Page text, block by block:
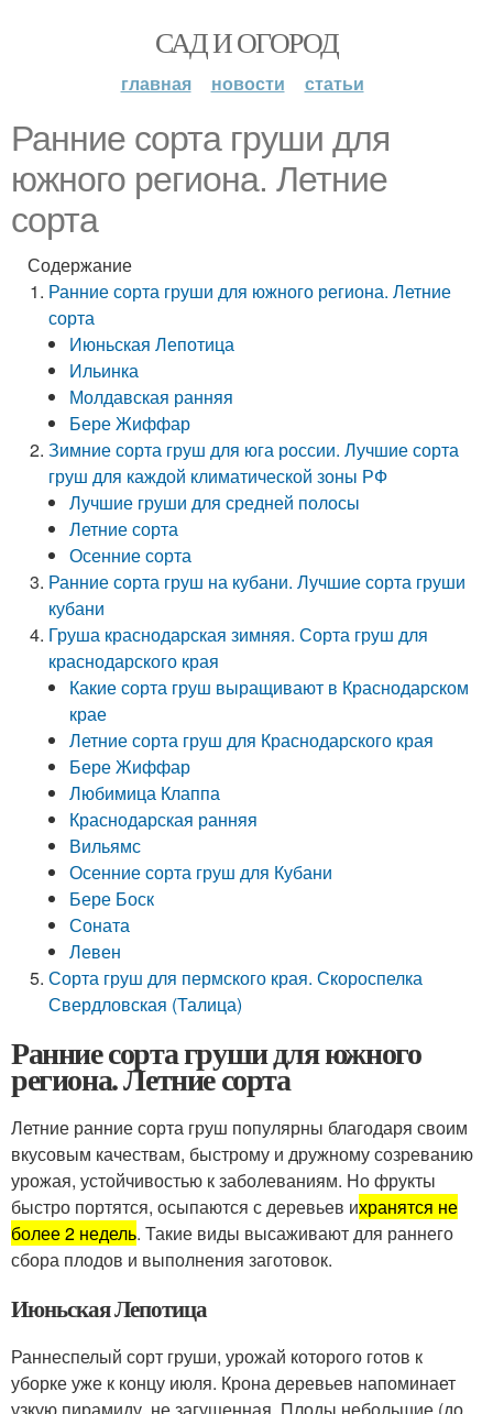
САД И ОГОРОД
главная новости статьи
Ранние сорта груши для
южного региона. Летние
сорта
Содержание
Ранние сорта груши для южного региона. Летние
сорта
Июньская Лепотица
Ильинка
Молдавская ранняя
Бере Жиффар
Зимние сорта груш для юга россии. Лучшие сорта
груш для каждой климатической зоны РФ
Лучшие груши для средней полосы
Летние сорта
Осенние сорта
Ранние сорта груш на кубани. Лучшие сорта груши
кубани
Груша краснодарская зимняя. Сорта груш для
краснодарского края
Какие сорта груш выращивают в Краснодарском
крае
Летние сорта груш для Краснодарского края
Бере Жиффар
Любимица Клаппа
Краснодарская ранняя
Вильямс
Осенние сорта груш для Кубани
Бере Боск
Соната
Левен
Сорта груш для пермского края. Скороспелка
Свердловская (Талица)
Ранние сорта груши для южного
региона. Летние сорта
Летние ранние сорта груш популярны благодаря своим
вкусовым качествам, быстрому и дружному созреванию
урожая, устойчивостью к заболеваниям. Но фрукты
быстро портятся, осыпаются с деревьев ихранятся не
более 2 недель. Такие виды высаживают для раннего
сбора плодов и выполнения заготовок.
Июньская Лепотица
Раннеспелый сорт груши, урожай которого готов к
уборке уже к концу июля. Крона деревьев напоминает